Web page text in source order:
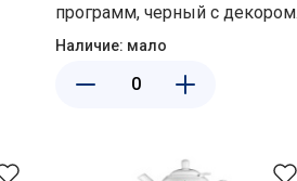
программ, черный с декором
маки Добрыня DO-1009
Наличие: мало